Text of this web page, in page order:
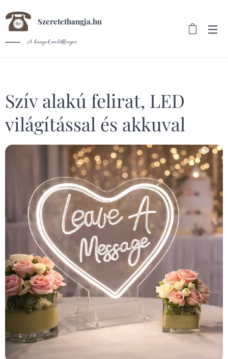
Szeretethangja.hu
A hangok emlékkönyve...
Szív alakú felirat, LED
világítással és akkuval